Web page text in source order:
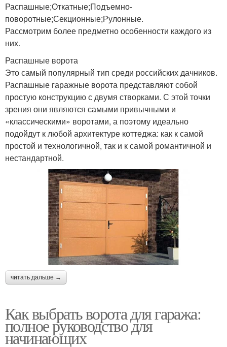
Распашные;Откатные;Подъемно-
поворотные;Секционные;Рулонные.
Рассмотрим более предметно особенности каждого из
них.
Распашные ворота
Это самый популярный тип среди российских дачников.
Распашные гаражные ворота представляют собой
простую конструкцию с двумя створками. С этой точки
зрения они являются самыми привычными и
«классическими» воротами, а поэтому идеально
подойдут к любой архитектуре коттеджа: как к самой
простой и технологичной, так и к самой романтичной и
нестандартной.
читать дальше →
Как выбрать ворота для гаража:
полное руководство для
начинающих